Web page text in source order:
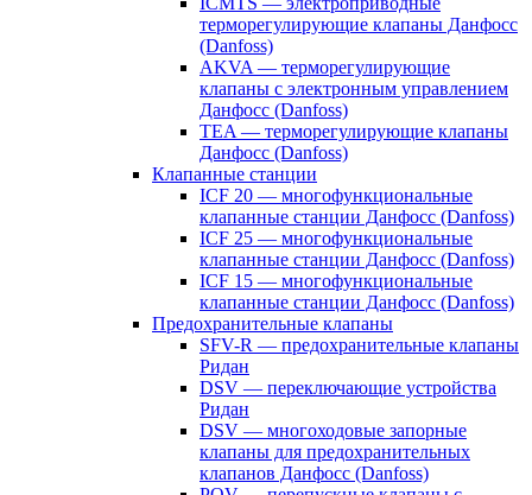
терморегулирующие клапаны Данфосс
(Danfoss)
AKVA — терморегулирующие
клапаны с электронным управлением
Данфосс (Danfoss)
TEA — терморегулирующие клапаны
Данфосс (Danfoss)
Клапанные станции
ICF 20 — многофункциональные
клапанные станции Данфосс (Danfoss)
ICF 25 — многофункциональные
клапанные станции Данфосс (Danfoss)
ICF 15 — многофункциональные
клапанные станции Данфосс (Danfoss)
Предохранительные клапаны
SFV-R — предохранительные клапаны
Ридан
DSV — переключающие устройства
Ридан
DSV — многоходовые запорные
клапаны для предохранительных
клапанов Данфосс (Danfoss)